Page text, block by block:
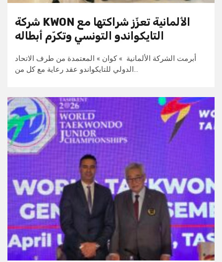
شركة KWON الألمانية تعزّز شراكتها مع
التايكواندو التونسي وتكرّم أبطاله
أبرمت الشركة الألمانية » كوان » المعتمدة من طرف الاتحاد
الدولي للتايكواندو عقد رعاية مع كل من…